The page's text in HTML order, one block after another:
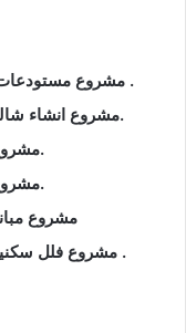
مشروع مستودعات الزايدي مكه الشيخ مرزوق الصاعدي .
مشروع انشاء شاليه عبدالله نمشان مسفر القرني بجدة.
مشروع انشاء مشاريع تطوير سياحية للحكير.
مشروع انشاء توسعة منتجع فانتازيا في جدة.
مشروع
مشروع فلل سكنيه وعمائر وتجاربه عبدالله العتيبي جدة .